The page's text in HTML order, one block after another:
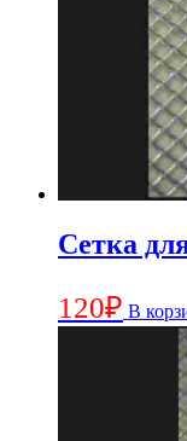
Сетка
120₽ В